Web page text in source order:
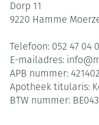
Dorp 11
9220 Hamme
Telefoon: 052 47 04
E-mailadres: info@
APB nummer: 421402
Apotheek titularis:
BTW nummer: